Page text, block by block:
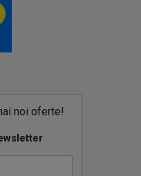
noi oferte!